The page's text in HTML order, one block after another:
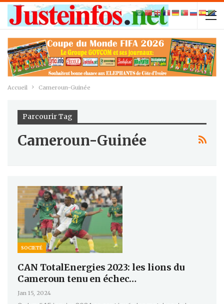
Accueil Cameroun-Guinée
Parcourir Tag
Cameroun-Guinée
SOCIETÉ
CAN TotalEnergies 2023: les lions du
Cameroun tenu en échec…
Jan 15, 2024